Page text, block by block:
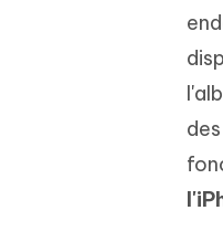
Voir tous les
iAnyGo- iOS
Récupérer
Résumer des